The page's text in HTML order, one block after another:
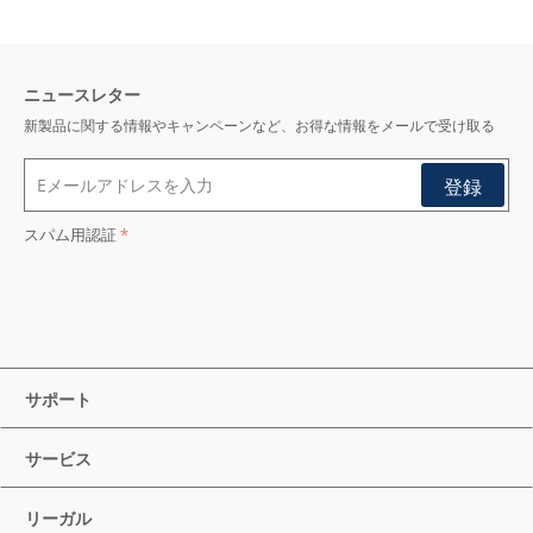
ニュースレター
新製品に関する情報やキャンペーンなど、お得な情報をメールで受け取る
スパム用認証
サポート
サービス
リーガル